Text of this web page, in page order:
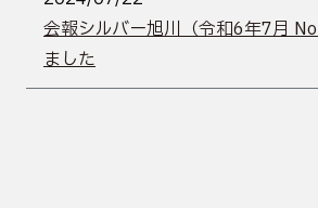
会報シルバー旭川（令和6年7月
ました